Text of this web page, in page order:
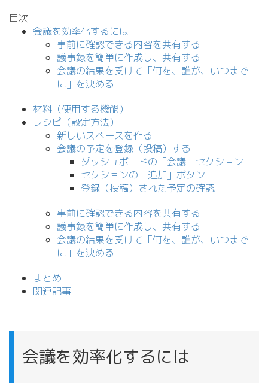
目次
会議を効率化するには
事前に確認できる内容を共有する
議事録を簡単に作成し、共有する
会議の結果を受けて「何を、誰が、いつまで
に」を決める
材料（使用する機能）
レシピ（設定方法）
新しいスペースを作る
会議の予定を登録（投稿）する
ダッシュボードの「会議」セクション
セクションの「追加」ボタン
登録（投稿）された予定の確認
事前に確認できる内容を共有する
議事録を簡単に作成し、共有する
会議の結果を受けて「何を、誰が、いつまで
に」を決める
まとめ
関連記事
会議を効率化するには